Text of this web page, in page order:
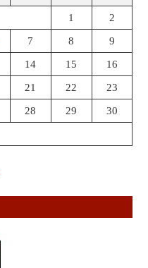
1 2
7 8 9
14 15 16
21 22 23
28 29 30